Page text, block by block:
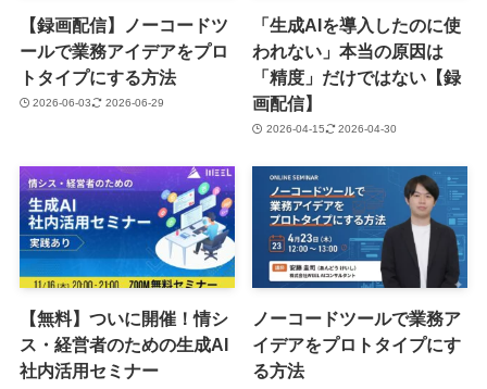
【録画配信】ノーコードツ
ールで業務アイデアをプロ
トタイプにする方法
2026-06-03 2026-06-29
「生成AIを導入したのに使
われない」本当の原因は
「精度」だけではない【録
画配信】
2026-04-15 2026-04-30
【無料】ついに開催！情シ
ス・経営者のための生成AI
社内活用セミナー
ノーコードツールで業務ア
イデアをプロトタイプにす
る方法